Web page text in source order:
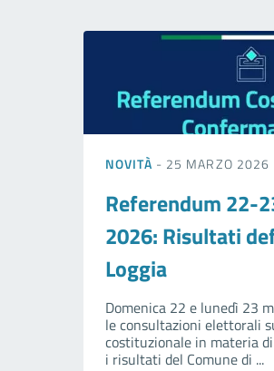
NOVITÀ - 25 MARZO 2026
Referendum 22-
2026: Risultati
Loggia
Domenica 22 e lunedì 23
le consultazioni elettorali
costituzionale in materia
i risultati del Comune di ...